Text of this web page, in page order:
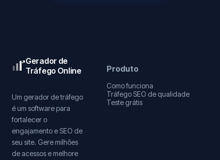
Gerador de
Tráfego Online
Um gerador de tráfego
é um software para
fortalecer o
engajamento e SEO de
seu site. Gere milhões
de acessos e melhore
Produto
Como funciona
Tráfego SEO de qualidade
Teste grátis